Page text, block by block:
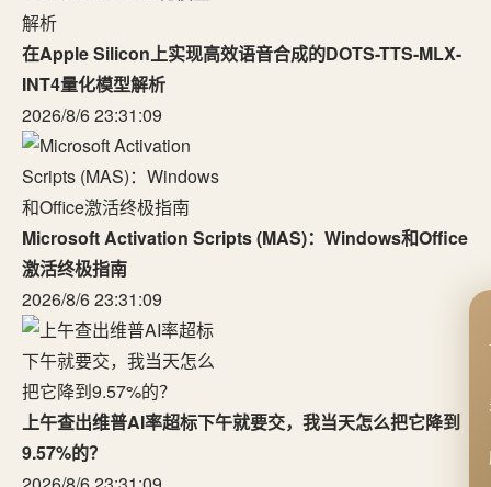
在Apple Silicon上实现高效语音合成的DOTS-TTS-MLX-
INT4量化模型解析
2026/8/6 23:31:09
Microsoft Activation Scripts (MAS)：Windows和Office
激活终极指南
2026/8/6 23:31:09
上午查出维普AI率超标下午就要交，我当天怎么把它降到
9.57%的？